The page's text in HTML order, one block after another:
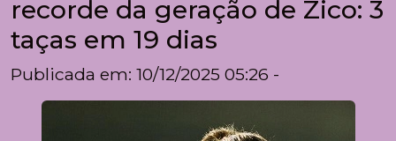
recorde da geração de Zico: 3
taças em 19 dias
Publicada em: 10/12/2025 05:26 -